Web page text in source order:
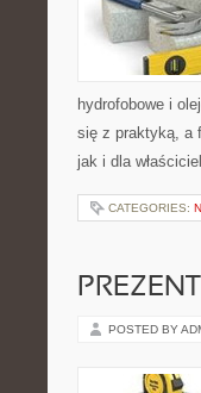
hydrofobowe i
się z praktyką, a
jak i dla
CATEGORIES:
POSTED BY